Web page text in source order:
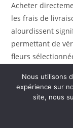
Acheter
les frais de
alourdissent
permettant de
fleurs
plusieurs jours
préférentiels
fleuristes
Nous utilisons
expérience sur
site, nous